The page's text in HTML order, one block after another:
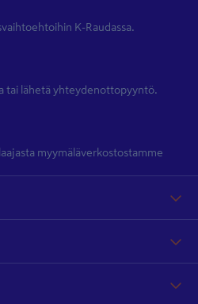
K-Raudassa.
tai lähetä yhteydenottopyyntö.
myymäläverkostostamme